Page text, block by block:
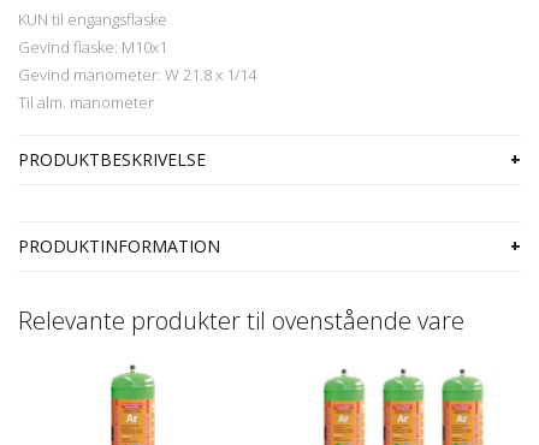
KUN til engangsflaske
Gevind flaske: M10x1
Gevind manometer: W 21.8 x 1/14
Til alm. manometer
PRODUKTBESKRIVELSE
PRODUKTINFORMATION
Relevante produkter til ovenstående vare